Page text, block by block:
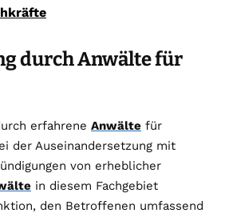
durch Anwälte für
erfahrene Anwälte für
der Auseinandersetzung mit
von erheblicher
in diesem Fachgebiet
den Betroffenen umfassend